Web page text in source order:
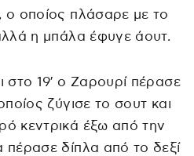
ο οποίος πλάσαρε με το
η μπάλα έφυγε άουτ.
στο 19′ ο Ζαρουρί πέρασε
ζύγισε το σουτ και
κεντρικά έξω από την
πέρασε δίπλα από το δεξί